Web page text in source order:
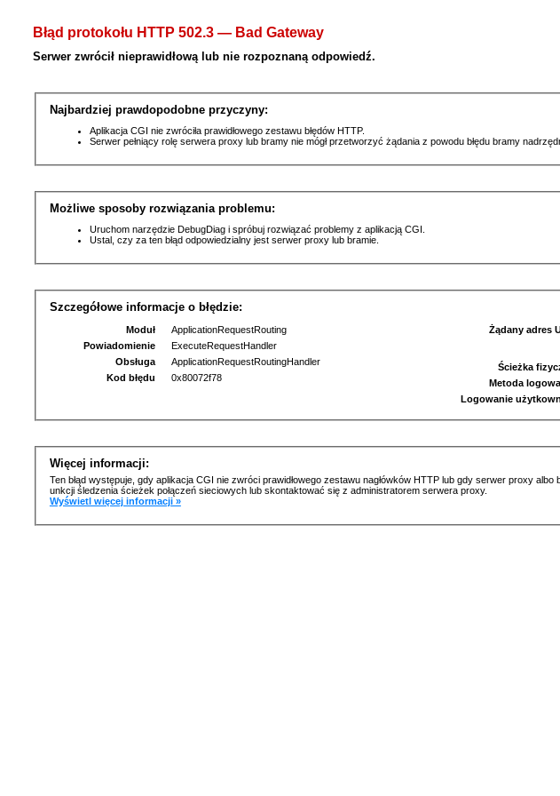
Błąd protokołu HTTP 502.3 — Bad Gateway
Serwer zwrócił nieprawidłową lub nie rozpoznaną odpowiedź.
Najbardziej prawdopodobne przyczyny:
Aplikacja CGI nie zwróciła prawidłowego zestawu błędów HTTP.
Serwer pełniący rolę serwera proxy lub bramy nie mógł przetworzyć żądania z powodu błędu bramy
Możliwe sposoby rozwiązania problemu:
Uruchom narzędzie DebugDiag i spróbuj rozwiązać problemy z aplikacją CGI.
Ustal, czy za ten błąd odpowiedzialny jest serwer proxy lub bramie.
Szczegółowe informacje o błędzie:
Moduł
ApplicationRequestRouting
Powiadomienie
ExecuteRequestHandler
Obsługa
ApplicationRequestRoutingHandler
Kod błędu
0x80072f78
Żądany adres
Ścieżka
Metoda
Logowanie
Więcej informacji:
Ten błąd występuje, gdy aplikacja CGI nie zwróci prawidłowego zestawu nagłówków HTTP lub gdy serwer proxy
unkcji śledzenia ścieżek połączeń sieciowych lub skontaktować się z administratorem serwera proxy.
Wyświetl więcej informacji »